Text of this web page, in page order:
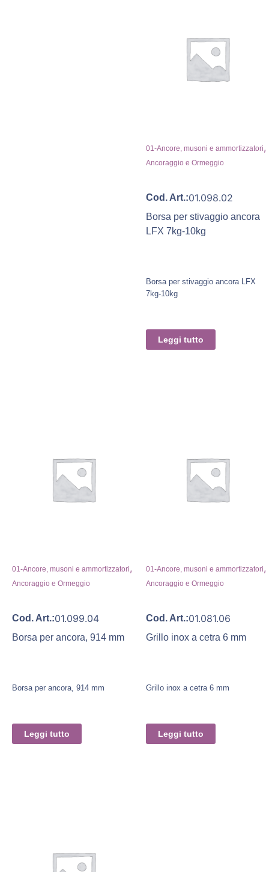
01-Ancore, musoni e ammortizzatori,
Ancoraggio e Ormeggio
Cod. Art.:01.098.02
Borsa per stivaggio ancora
LFX 7kg-10kg
Borsa per stivaggio ancora LFX
7kg-10kg
Leggi tutto
01-Ancore, musoni e ammortizzatori,
Ancoraggio e Ormeggio
Cod. Art.:01.099.04
Borsa per ancora, 914 mm
Borsa per ancora, 914 mm
Leggi tutto
01-Ancore, musoni e ammortizzatori,
Ancoraggio e Ormeggio
Cod. Art.:01.081.06
Grillo inox a cetra 6 mm
Grillo inox a cetra 6 mm
Leggi tutto